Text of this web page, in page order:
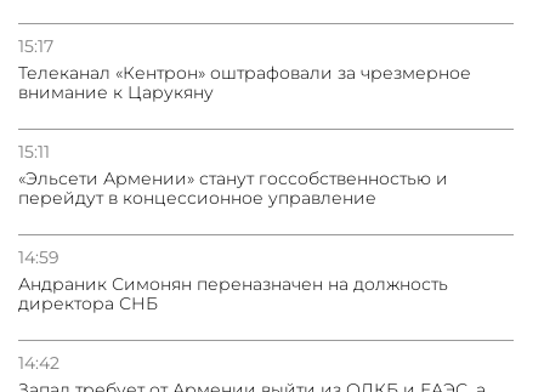
15:17
Телеканал «Кентрон» оштрафовали за чрезмерное
внимание к Царукяну
15:11
«Эльсети Армении» станут госсобственностью и
перейдут в концессионное управление
14:59
Андраник Симонян переназначен на должность
директора СНБ
14:42